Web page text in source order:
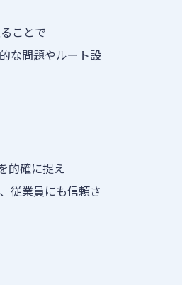
ことで
な問題やルート設
的確に捉え
従業員にも信頼さ